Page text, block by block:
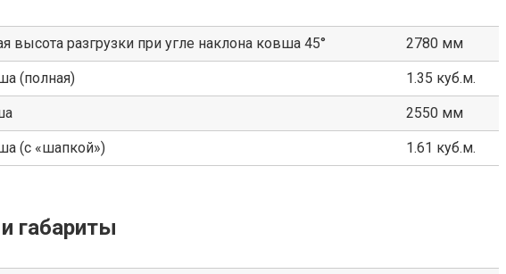
высота разгрузки при угле наклона ковша 45° 2780 мм
(полная) 1.35 куб.м.
2550 мм
(с «шапкой») 1.61 куб.м.
габариты